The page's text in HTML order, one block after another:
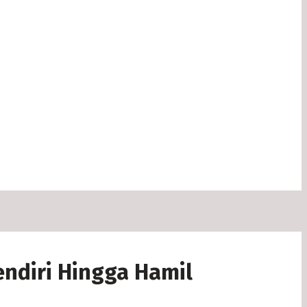
Hingga Hamil